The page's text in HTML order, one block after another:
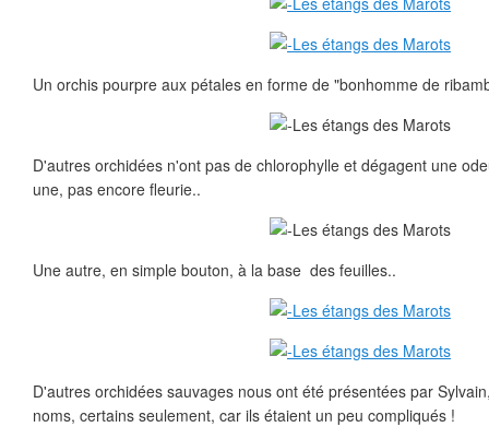
Un orchis pourpre aux pétales en forme de "bonhomme de
D'autres orchidées n'ont pas de chlorophylle et dégagent une
une, pas encore fleurie..
Une autre, en simple bouton, à la base des feuilles..
D'autres orchidées sauvages nous ont été présentées par
noms, certains seulement, car ils étaient un peu compliqués !